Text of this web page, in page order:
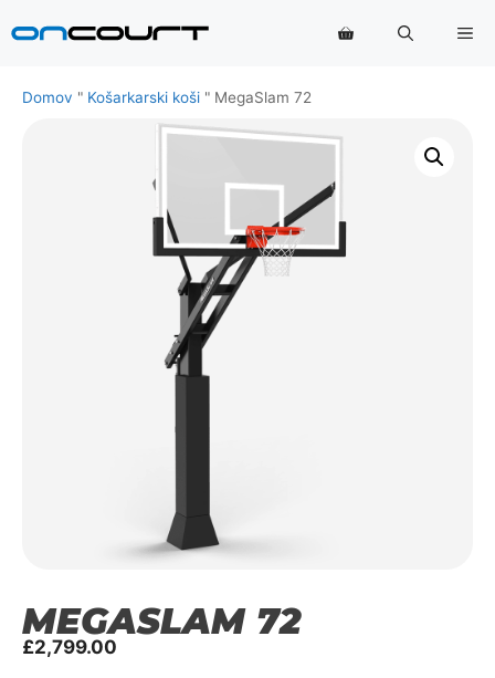
na
Domov " Košarkarski koši " MegaSlam 72
MEGASLAM 72
£2,799.00